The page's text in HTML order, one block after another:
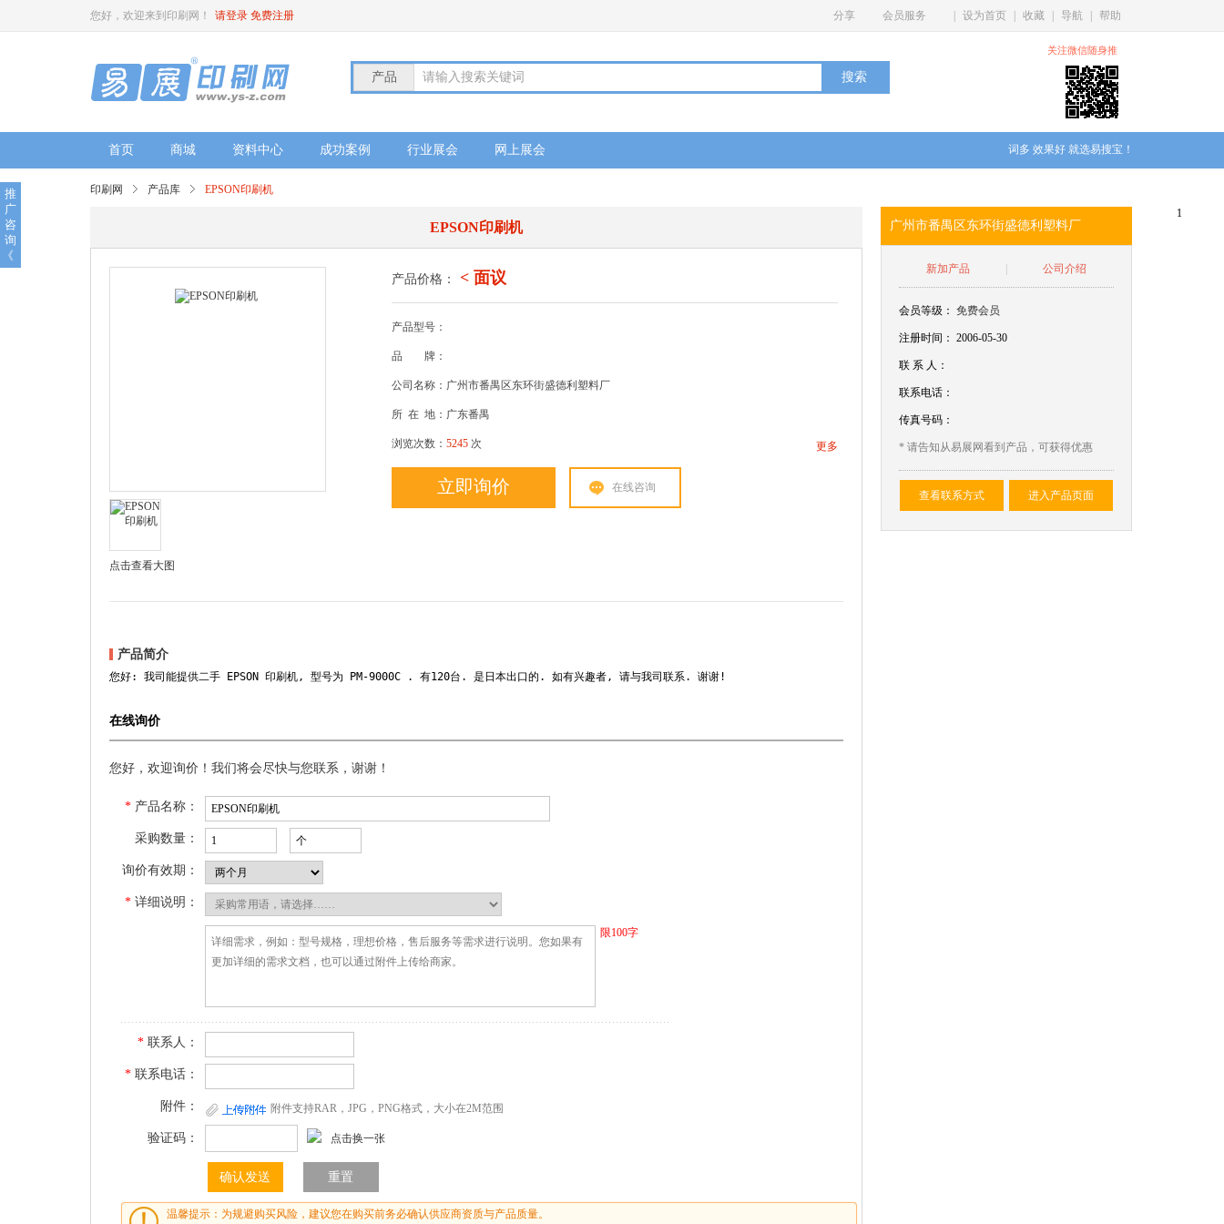
您好，欢迎来到印刷网！ 请登录 免费注册 分享 会员服务 设为首页 收藏 导航 帮助
产品 请输入搜索关键词
关注微信随身推
首页 商城 资料中心 成功案例 行业展会 网上展会 词多 效果好 就选易搜宝！
印刷网 产品库 EPSON印刷机
EPSON印刷机
点击查看大图
产品价格： < 面议
产品型号：
品 牌：
公司名称：广州市番禺区东环街盛德利塑料厂
所 在 地：广东番禺
浏览次数： 5245 次 更多
立即询价 在线咨询
产品简介
您好: 我司能提供二手 EPSON 印刷机, 型号为 PM-9000C . 有120台. 是日本出口的. 如有兴趣者, 请与我司联系. 谢谢!
在线询价
您好，欢迎询价！我们将会尽快与您联系，谢谢！
* 产品名称：
采购数量：
询价有效期：
* 详细说明：
限100字
* 联系人：
* 联系电话：
附件： 附件支持RAR，JPG，PNG格式，大小在2M范围
验证码： 点击换一张
温馨提示：为规避购买风险，建议您在购买前务必确认供应商资质与产品质量。
广州市番禺区东环街盛德利塑料厂
新加产品 公司介绍
会员等级：免费会员
注册时间： 2006-05-30
联 系 人：
联系电话：
传真号码：
* 请告知从易展网看到产品，可获得优惠
查看联系方式 进入产品页面
推
广
咨
询
《
1